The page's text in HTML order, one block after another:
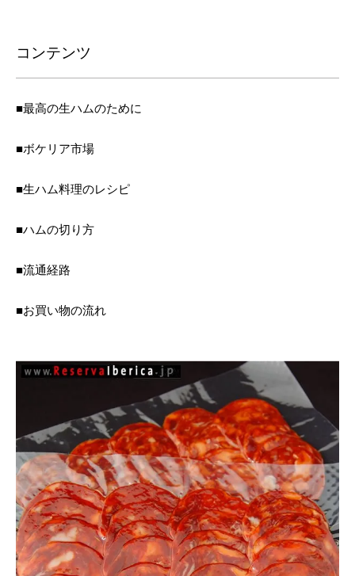
コンテンツ
■最高の生ハムのために
■ボケリア市場
■生ハム料理のレシピ
■ハムの切り方
■流通経路
■お買い物の流れ